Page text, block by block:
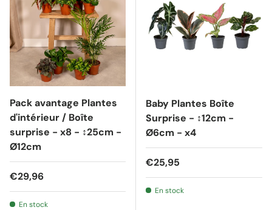
Pack avantage Plantes
d'intérieur / Boîte
surprise - x8 - ↕25cm -
Ø12cm
Prix habituel
€29,96
En stock
Baby Plantes Boîte
Surprise - ↕12cm -
Ø6cm - x4
Prix habituel
€25,95
En stock